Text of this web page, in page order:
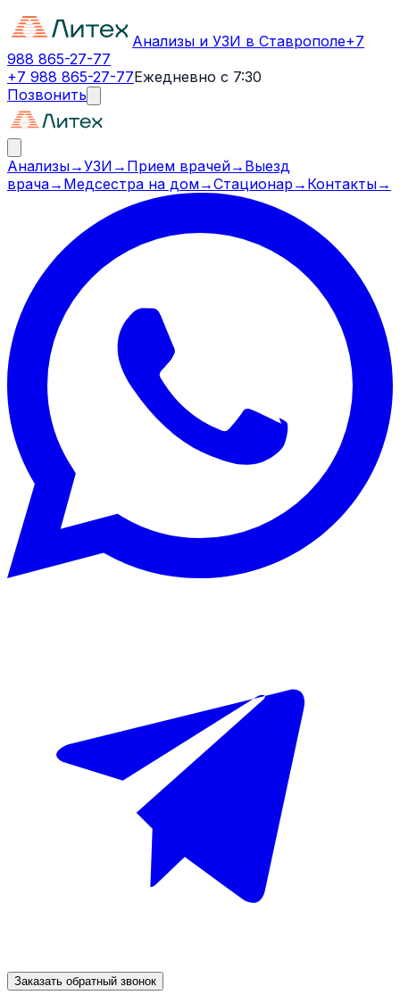
Анализы и УЗИ в Ставрополе+7
988 865-27-77
+7 988 865-27-77Ежедневно с 7:30
Позвонить
Анализы→УЗИ → Прием врачей→ Выезд
врача→ Медсестра на дом→Стационар → Контакты→
Заказать обратный звонок